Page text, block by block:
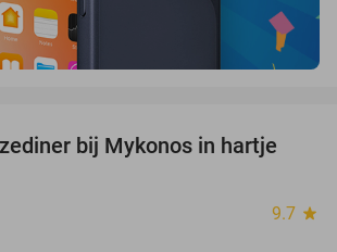
42%
bij Mykonos in hartje
9.7 star